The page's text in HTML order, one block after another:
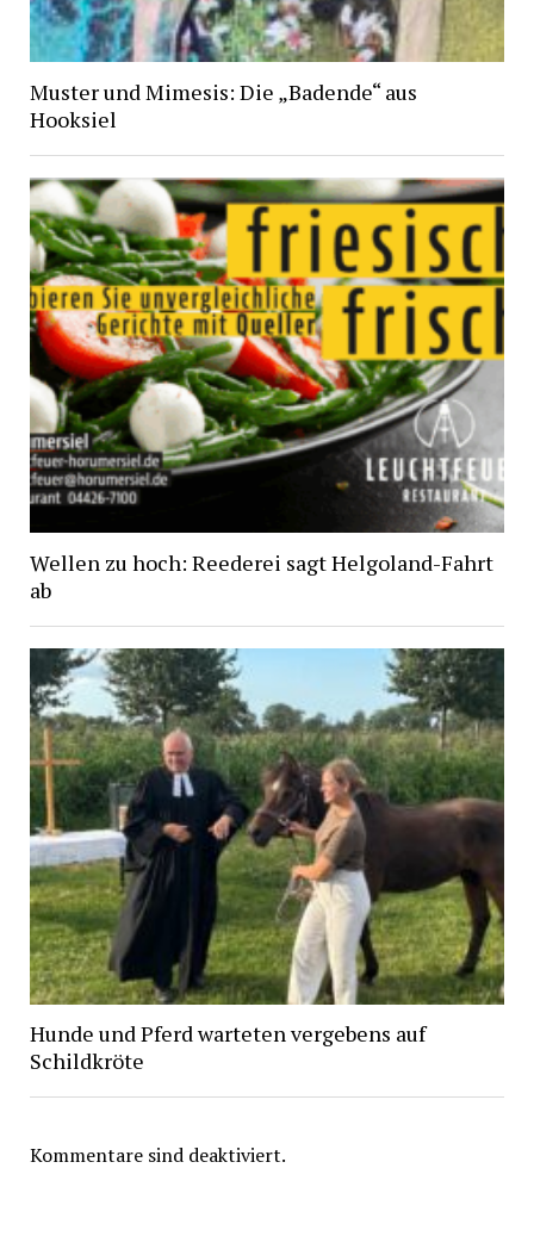
Muster und Mimesis: Die „Badende“ aus
Hooksiel
Wellen zu hoch: Reederei sagt Helgoland-Fahrt
ab
Hunde und Pferd warteten vergebens auf
Schildkröte
Kommentare sind deaktiviert.